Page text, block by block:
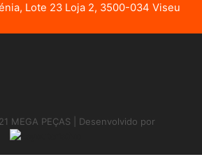
Lote 23 Loja 2, 3500-034 Viseu
MEGA PEÇAS | Desenvolvido por